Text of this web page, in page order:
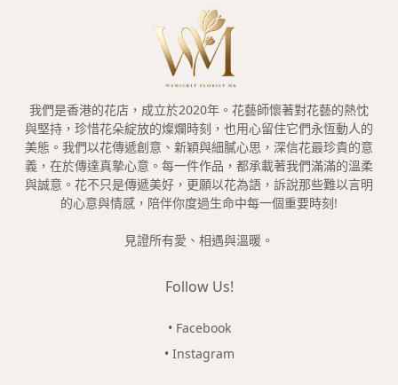
我們是香港的花店，成立於2020年。花藝師懷著對花藝的熱忱
與堅持，珍惜花朵綻放的燦爛時刻，也用心留住它們永恆動人的
美態。我們以花傳遞創意、新穎與細膩心思，深信花最珍貴的意
義，在於傳達真摯心意。每一件作品，都承載著我們滿滿的溫柔
與誠意。花不只是傳遞美好，更願以花為語，訴說那些難以言明
的心意與情感，陪伴你度過生命中每一個重要時刻!
見證所有愛、相遇與溫暖。
Follow Us!
• Facebook
• Instagram